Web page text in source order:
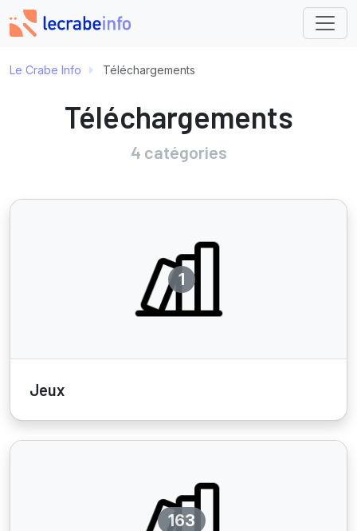
Le Crabe Info Téléchargements
Téléchargements
4 catégories
1
Jeux
163